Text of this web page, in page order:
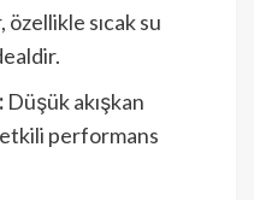
sıcak su
Düşük akışkan
etkili performans